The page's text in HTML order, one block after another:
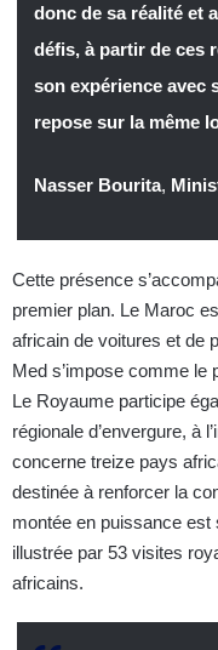
donc de sa réalité et
défis, à partir de ces
son expérience avec
repose sur la même
Nasser Bourita,
Cette présence
premier plan. Le Maroc
africain de voitures et de
Med s’impose comme le
Le Royaume participe
régionale d’envergure, à
concerne treize pays
destinée à renforcer la
montée en puissance est
illustrée par 53 visites
africains.